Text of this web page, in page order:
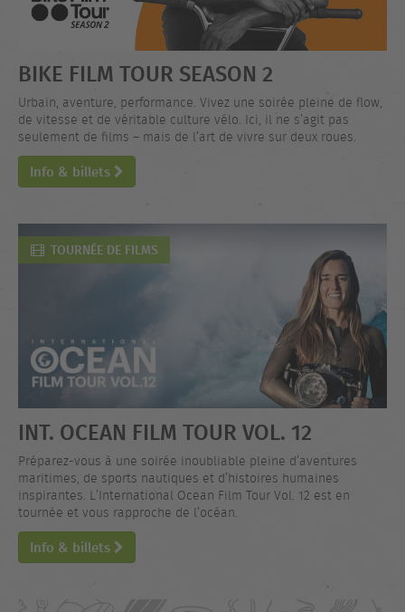
BIKE FILM TOUR SEASON 2
Urbain, aventure, performance. Vivez une soirée pleine de flow,
de vitesse et de véritable culture vélo. Ici, il ne s’agit pas
seulement de films – mais de l’art de vivre sur deux roues.
Info & billets
TOURNÉE DE FILMS
INT. OCEAN FILM TOUR VOL. 12
Préparez-vous à une soirée inoubliable pleine d’aventures
maritimes, de sports nautiques et d’histoires humaines
inspirantes. L’International Ocean Film Tour Vol. 12 est en
tournée et vous rapproche de l’océan.
Info & billets